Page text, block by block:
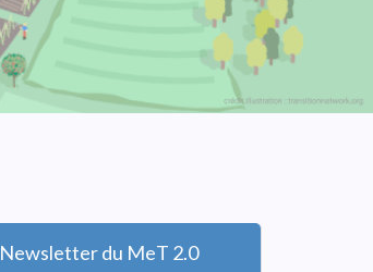
Newsletter du MeT 2.0